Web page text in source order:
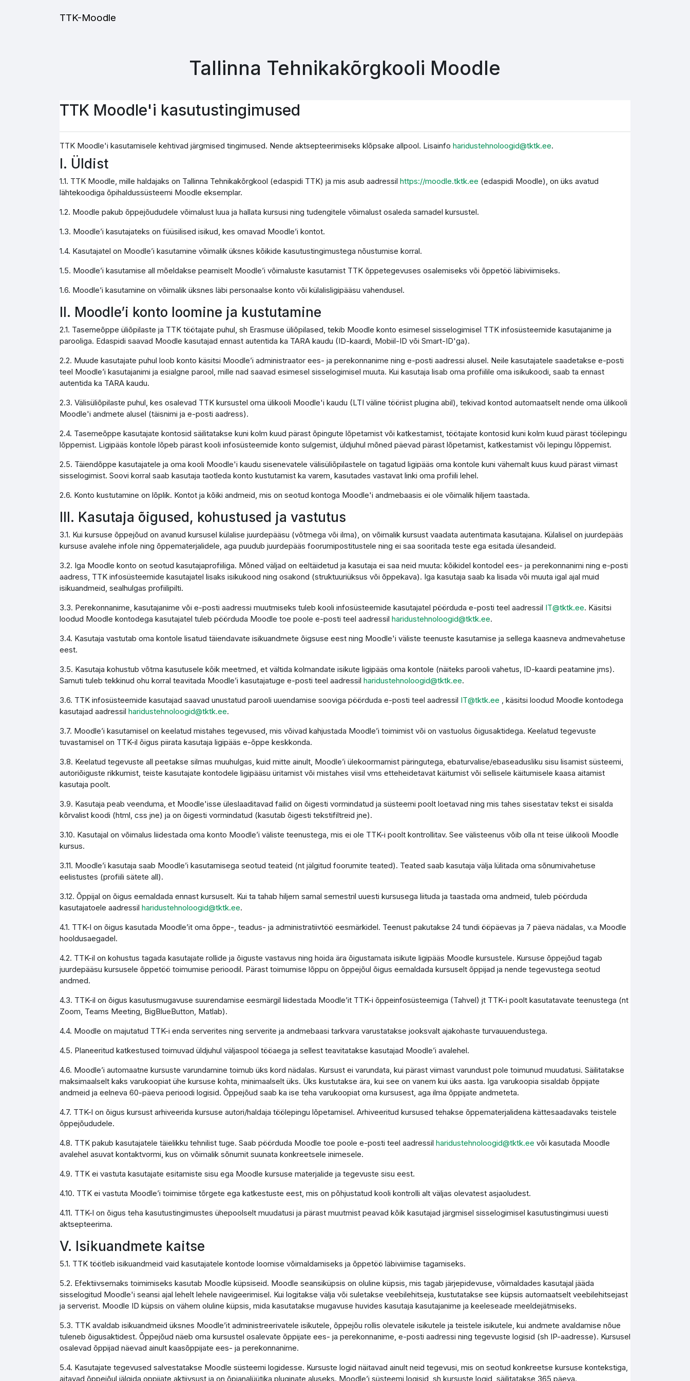
TTK-Moodle
Tallinna Tehnikakõrgkooli Moodle
TTK Moodle'i kasutustingimused
TTK Moodle'i kasutamisele kehtivad järgmised tingimused. Nende aktsepteerimiseks klõpsake allpool. Lisainfo haridustehnoloogid@tktk.ee.
I. Üldist
1.1. TTK Moodle, mille haldajaks on Tallinna Tehnikakõrgkool (edaspidi TTK) ja mis asub aadressil https://moodle.tktk.ee (edaspidi Moodle), on üks avatud
lähtekoodiga õpihaldussüsteemi Moodle eksemplar.
1.2. Moodle pakub õppejõududele võimalust luua ja hallata kursusi ning tudengitele võimalust osaleda samadel kursustel.
1.3. Moodle’i kasutajateks on füüsilised isikud, kes omavad Moodle’i kontot.
1.4. Kasutajatel on Moodle’i kasutamine võimalik üksnes kõikide kasutustingimustega nõustumise korral.
1.5. Moodle’i kasutamise all mõeldakse peamiselt Moodle’i võimaluste kasutamist TTK õppetegevuses osalemiseks või õppetöö läbiviimiseks.
1.6. Moodle’i kasutamine on võimalik üksnes läbi personaalse konto või külalisligipääsu vahendusel.
II. Moodle’i konto loomine ja kustutamine
2.1. Tasemeõppe üliõpilaste ja TTK töötajate puhul, sh Erasmuse üliõpilased, tekib Moodle konto esimesel sisselogimisel TTK infosüsteemide kasutajanime ja
parooliga. Edaspidi saavad Moodle kasutajad ennast autentida ka TARA kaudu (ID-kaardi, Mobiil-ID või Smart-ID'ga).
2.2. Muude kasutajate puhul loob konto käsitsi Moodle’i administraator ees- ja perekonnanime ning e-posti aadressi alusel. Neile kasutajatele saadetakse e-posti
teel Moodle’i kasutajanimi ja esialgne parool, mille nad saavad esimesel sisselogimisel muuta. Kui kasutaja lisab oma profiilile oma isikukoodi, saab ta ennast
autentida ka TARA kaudu.
2.3. Välisüliõpilaste puhul, kes osalevad TTK kursustel oma ülikooli Moodle'i kaudu (LTI väline tööriist plugina abil), tekivad kontod automaatselt nende oma ülikooli
Moodle'i andmete alusel (täisnimi ja e-posti aadress).
2.4. Tasemeõppe kasutajate kontosid säilitatakse kuni kolm kuud pärast õpingute lõpetamist või katkestamist, töötajate kontosid kuni kolm kuud pärast töölepingu
lõppemist. Ligipääs kontole lõpeb pärast kooli infosüsteemide konto sulgemist, üldjuhul mõned päevad pärast lõpetamist, katkestamist või lepingu lõppemist.
2.5. Täiendõppe kasutajatele ja oma kooli Moodle'i kaudu sisenevatele välisüliõpilastele on tagatud ligipääs oma kontole kuni vähemalt kuus kuud pärast viimast
sisselogimist. Soovi korral saab kasutaja taotleda konto kustutamist ka varem, kasutades vastavat linki oma profiili lehel.
2.6. Konto kustutamine on lõplik. Kontot ja kõiki andmeid, mis on seotud kontoga Moodle'i andmebaasis ei ole võimalik hiljem taastada.
III. Kasutaja õigused, kohustused ja vastutus
3.1. Kui kursuse õppejõud on avanud kursusel külalise juurdepääsu (võtmega või ilma), on võimalik kursust vaadata autentimata kasutajana. Külalisel on juurdepääs
kursuse avalehe infole ning õppematerjalidele, aga puudub juurdepääs foorumipostitustele ning ei saa sooritada teste ega esitada ülesandeid.
3.2. Iga Moodle konto on seotud kasutajaprofiiliga. Mõned väljad on eeltäidetud ja kasutaja ei saa neid muuta: kõikidel kontodel ees- ja perekonnanimi ning e-posti
aadress, TTK infosüsteemide kasutajatel lisaks isikukood ning osakond (struktuuriüksus või õppekava). Iga kasutaja saab ka lisada või muuta igal ajal muid
isikuandmeid, sealhulgas profiilipilti.
3.3. Perekonnanime, kasutajanime või e-posti aadressi muutmiseks tuleb kooli infosüsteemide kasutajatel pöörduda e-posti teel aadressil IT@tktk.ee. Käsitsi
loodud Moodle kontodega kasutajatel tuleb pöörduda Moodle toe poole e-posti teel aadressil haridustehnoloogid@tktk.ee.
3.4. Kasutaja vastutab oma kontole lisatud täiendavate isikuandmete õigsuse eest ning Moodle'i väliste teenuste kasutamise ja sellega kaasneva andmevahetuse
eest.
3.5. Kasutaja kohustub võtma kasutusele kõik meetmed, et vältida kolmandate isikute ligipääs oma kontole (näiteks parooli vahetus, ID-kaardi peatamine jms).
Samuti tuleb tekkinud ohu korral teavitada Moodle’i kasutajatuge e-posti teel aadressil haridustehnoloogid@tktk.ee.
3.6. TTK infosüsteemide kasutajad saavad unustatud parooli uuendamise sooviga pöörduda e-posti teel aadressil IT@tktk.ee , käsitsi loodud Moodle kontodega
kasutajad aadressil haridustehnoloogid@tktk.ee.
3.7. Moodle’i kasutamisel on keelatud mistahes tegevused, mis võivad kahjustada Moodle’i toimimist või on vastuolus õigusaktidega. Keelatud tegevuste
tuvastamisel on TTK-il õigus piirata kasutaja ligipääs e-õppe keskkonda.
3.8. Keelatud tegevuste all peetakse silmas muuhulgas, kuid mitte ainult, Moodle’i ülekoormamist päringutega, ebaturvalise/ebaseadusliku sisu lisamist süsteemi,
autoriõiguste rikkumist, teiste kasutajate kontodele ligipääsu üritamist või mistahes viisil vms etteheidetavat käitumist või sellisele käitumisele kaasa aitamist
kasutaja poolt.
3.9. Kasutaja peab veenduma, et Moodle'isse üleslaaditavad failid on õigesti vormindatud ja süsteemi poolt loetavad ning mis tahes sisestatav tekst ei sisalda
kõrvalist koodi (html, css jne) ja on õigesti vormindatud (kasutab õigesti tekstifiltreid jne).
3.10. Kasutajal on võimalus liidestada oma konto Moodle’i väliste teenustega, mis ei ole TTK-i poolt kontrollitav. See välisteenus võib olla nt teise ülikooli Moodle
kursus.
3.11. Moodle’i kasutaja saab Moodle’i kasutamisega seotud teateid (nt jälgitud foorumite teated). Teated saab kasutaja välja lülitada oma sõnumivahetuse
eelistustes (profiili sätete all).
3.12. Õppijal on õigus eemaldada ennast kursuselt. Kui ta tahab hiljem samal semestril uuesti kursusega liituda ja taastada oma andmeid, tuleb pöörduda
kasutajatoele aadressil haridustehnoloogid@tktk.ee.
4.1. TTK-l on õigus kasutada Moodle’it oma õppe-, teadus- ja administratiivtöö eesmärkidel. Teenust pakutakse 24 tundi ööpäevas ja 7 päeva nädalas, v.a Moodle
hooldusaegadel.
4.2. TTK-il on kohustus tagada kasutajate rollide ja õiguste vastavus ning hoida ära õigustamata isikute ligipääs Moodle kursustele. Kursuse õppejõud tagab
juurdepääsu kursusele õppetöö toimumise perioodil. Pärast toimumise lõppu on õppejõul õigus eemaldada kursuselt õppijad ja nende tegevustega seotud
andmed.
4.3. TTK-il on õigus kasutusmugavuse suurendamise eesmärgil liidestada Moodle’it TTK-i õppeinfosüsteemiga (Tahvel) jt TTK-i poolt kasutatavate teenustega (nt
Zoom, Teams Meeting, BigBlueButton, Matlab).
4.4. Moodle on majutatud TTK-i enda serverites ning serverite ja andmebaasi tarkvara varustatakse jooksvalt ajakohaste turvauuendustega.
4.5. Planeeritud katkestused toimuvad üldjuhul väljaspool tööaega ja sellest teavitatakse kasutajad Moodle’i avalehel.
4.6. Moodle’i automaatne kursuste varundamine toimub üks kord nädalas. Kursust ei varundata, kui pärast viimast varundust pole toimunud muudatusi. Säilitatakse
maksimaalselt kaks varukoopiat ühe kursuse kohta, minimaalselt üks. Üks kustutakse ära, kui see on vanem kui üks aasta. Iga varukoopia sisaldab õppijate
andmeid ja eelneva 60-päeva perioodi logisid. Õppejõud saab ka ise teha varukoopiat oma kursusest, aga ilma õppijate andmeteta.
4.7. TTK-l on õigus kursust arhiveerida kursuse autori/haldaja töölepingu lõpetamisel. Arhiveeritud kursused tehakse õppematerjalidena kättesaadavaks teistele
õppejõududele.
4.8. TTK pakub kasutajatele täielikku tehnilist tuge. Saab pöörduda Moodle toe poole e-posti teel aadressil haridustehnoloogid@tktk.ee või kasutada Moodle
avalehel asuvat kontaktvormi, kus on võimalik sõnumit suunata konkreetsele inimesele.
4.9. TTK ei vastuta kasutajate esitamiste sisu ega Moodle kursuse materjalide ja tegevuste sisu eest.
4.10. TTK ei vastuta Moodle’i toimimise tõrgete ega katkestuste eest, mis on põhjustatud kooli kontrolli alt väljas olevatest asjaoludest.
4.11. TTK-l on õigus teha kasutustingimustes ühepoolselt muudatusi ja pärast muutmist peavad kõik kasutajad järgmisel sisselogimisel kasutustingimusi uuesti
aktsepteerima.
V. Isikuandmete kaitse
5.1. TTK töötleb isikuandmeid vaid kasutajatele kontode loomise võimaldamiseks ja õppetöö läbiviimise tagamiseks.
5.2. Efektiivsemaks toimimiseks kasutab Moodle küpsiseid. Moodle seansiküpsis on oluline küpsis, mis tagab järjepidevuse, võimaldades kasutajal jääda
sisselogitud Moodle'i seansi ajal lehelt lehele navigeerimisel. Kui logitakse välja või suletakse veebilehitseja, kustutatakse see küpsis automaatselt veebilehitsejast
ja serverist. Moodle ID küpsis on vähem oluline küpsis, mida kasutatakse mugavuse huvides kasutaja kasutajanime ja keeleseade meeldejätmiseks.
5.3. TTK avaldab isikuandmeid üksnes Moodle’it administreerivatele isikutele, õppejõu rollis olevatele isikutele ja teistele isikutele, kui andmete avaldamise nõue
tuleneb õigusaktidest. Õppejõud näeb oma kursustel osalevate õppijate ees- ja perekonnanime, e-posti aadressi ning tegevuste logisid (sh IP-aadresse). Kursusel
osalevad õppijad näevad ainult kaasõppijate ees- ja perekonnanime.
5.4. Kasutajate tegevused salvestatakse Moodle süsteemi logidesse. Kursuste logid näitavad ainult neid tegevusi, mis on seotud konkreetse kursuse kontekstiga,
aitavad õppejõul jälgida oppijate aktiivsust ja on õpianalüütika pluginate aluseks. Moodle’i süsteemi logisid, sh kursuste logid, säilitatakse 365 päeva.